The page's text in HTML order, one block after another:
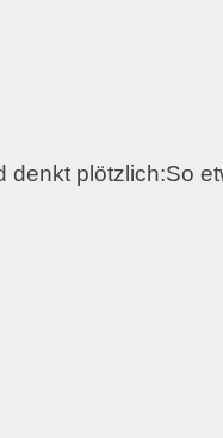
plötzlich:So